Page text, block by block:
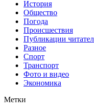
История
Общество
Погода
Происшествия
Публикации
Разное
Спорт
Транспорт
Фото и видео
Экономика
Метки